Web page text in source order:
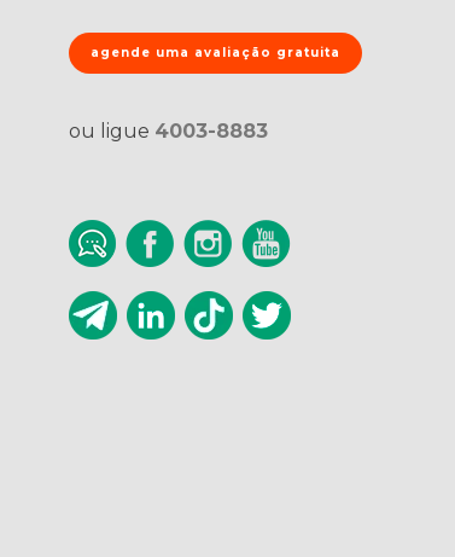
agende uma avaliação gratuita
ou ligue 4003-8883